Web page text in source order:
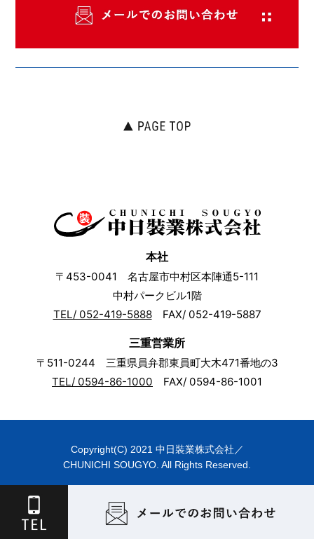
本社
〒453-0041 名古屋市中村区本陣通5-111
中村パークビル1階
TEL/ 052-419-5888FAX/ 052-419-5887
三重営業所
〒511-0244 三重県員弁郡東員町大木471番地の3
TEL/ 0594-86-1000 FAX/ 0594-86-1001
Copyright(C) 2021 中日裝業株式会社／
CHUNICHI SOUGYO. All Rights Reserved.